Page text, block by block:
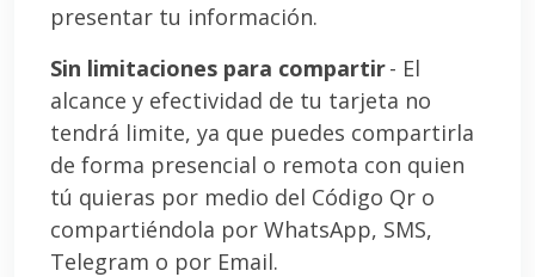
presentar tu información.
Sin limitaciones para compartir- El
alcance y efectividad de tu tarjeta no
tendrá limite, ya que puedes compartirla
de forma presencial o remota con quien
tú quieras por medio del Código Qr o
compartiéndola por WhatsApp, SMS,
Telegram o por Email.